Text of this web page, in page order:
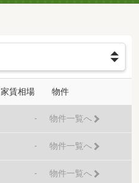
家賃相場 物件
- 物件一覧へ
- 物件一覧へ
- 物件一覧へ